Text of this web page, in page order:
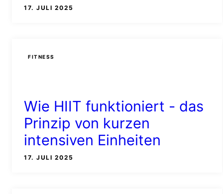
17. JULI 2025
FITNESS
Wie HIIT funktioniert - das
Prinzip von kurzen
intensiven Einheiten
17. JULI 2025